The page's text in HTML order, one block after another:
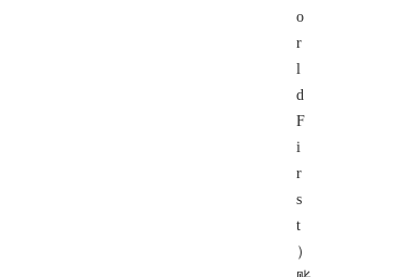
o
r
l
d
F
i
r
s
t
）